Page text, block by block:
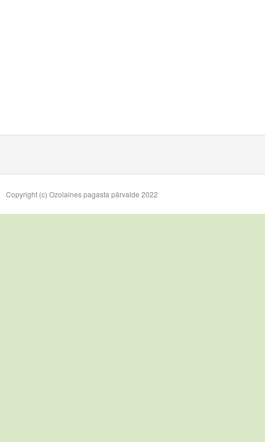
Copyright (c) Ozolaines pagasta pārvalde 2022